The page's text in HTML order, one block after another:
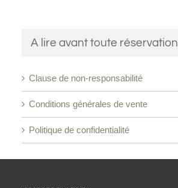
A lire avant toute réservation
Clause de non-responsabilité
Conditions générales de vente
Politique de confidentialité